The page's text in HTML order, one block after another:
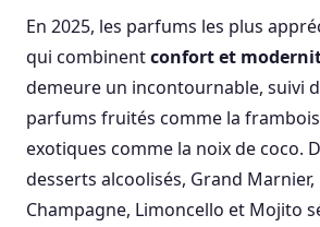
En 2025, les parfums les plus
qui combinentconfort et
demeure un incontournable, suivi
parfums fruités comme la
exotiques comme la noix de coco.
desserts alcoolisés, Grand
Champagne, Limoncello et Mojito